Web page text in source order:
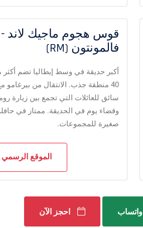
قوس هجوم ماجيك لاند -
فالمونتون (RM)
أكبر حديقة في وسط إيطاليا تضم ​​أكثر
40 منطقة جذب. الانتقال من بيرغامو
سائق للعائلات التي تجمع بين زيارة
وقضاء يوم في الحديقة. ممتاز في
صغيرة للمجموعات.
الموقع الرسمي
احجز الآن واتساب